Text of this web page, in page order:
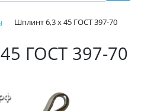
Шплинт 6,3 х 45 ГОСТ 397-70
ГОСТ 397-70